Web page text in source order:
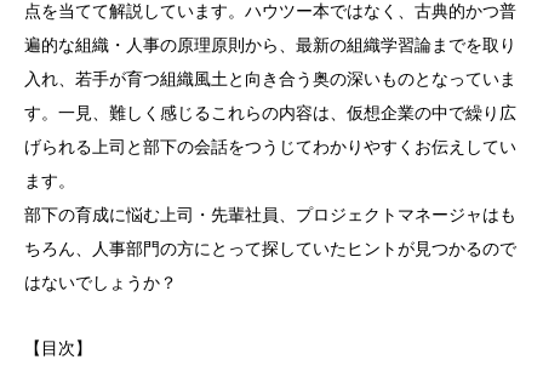
点を当てて解説しています。ハウツー本ではなく、古典的かつ普
遍的な組織・人事の原理原則から、最新の組織学習論までを取り
入れ、若手が育つ組織風土と向き合う奥の深いものとなっていま
す。一見、難しく感じるこれらの内容は、仮想企業の中で繰り広
げられる上司と部下の会話をつうじてわかりやすくお伝えしてい
ます。
部下の育成に悩む上司・先輩社員、プロジェクトマネージャはも
ちろん、人事部門の方にとって探していたヒントが見つかるので
はないでしょうか？
【目次】